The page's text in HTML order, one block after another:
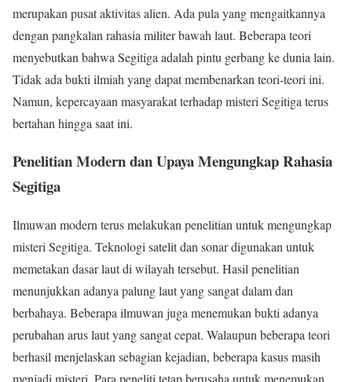
merupakan pusat aktivitas alien. Ada pula yang mengaitkannya
dengan pangkalan rahasia militer bawah laut. Beberapa teori
menyebutkan bahwa Segitiga adalah pintu gerbang ke dunia lain.
Tidak ada bukti ilmiah yang dapat membenarkan teori-teori ini.
Namun, kepercayaan masyarakat terhadap misteri Segitiga terus
bertahan hingga saat ini.
Penelitian Modern dan Upaya Mengungkap Rahasia
Segitiga
Ilmuwan modern terus melakukan penelitian untuk mengungkap
misteri Segitiga. Teknologi satelit dan sonar digunakan untuk
memetakan dasar laut di wilayah tersebut. Hasil penelitian
menunjukkan adanya palung laut yang sangat dalam dan
berbahaya. Beberapa ilmuwan juga menemukan bukti adanya
perubahan arus laut yang sangat cepat. Walaupun beberapa teori
berhasil menjelaskan sebagian kejadian, beberapa kasus masih
menjadi misteri. Para peneliti tetap berusaha untuk menemukan